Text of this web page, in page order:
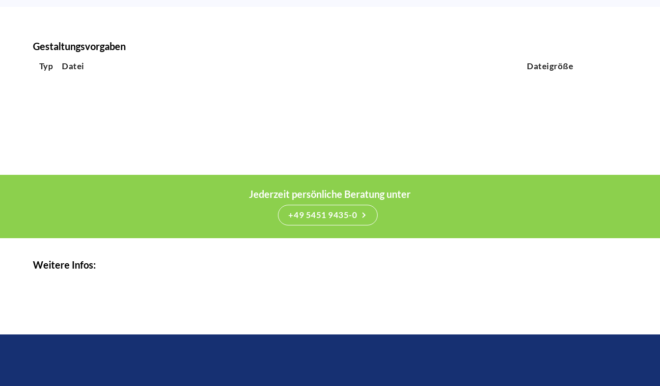
Gestaltungsvorgaben
Typ Datei Dateigröße
Jederzeit persönliche Beratung unter
+49 5451 9435-0
Weitere Infos: